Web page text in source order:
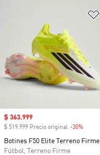
Precio de venta
$ 363.999
$ 519.999 Precio original -30%
Botines F50 Elite Terreno Firme
Fútbol, Terreno Firme